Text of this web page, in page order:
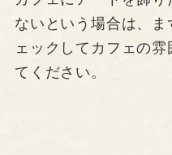
ないという場合は、
ェックしてカフェの
てください。